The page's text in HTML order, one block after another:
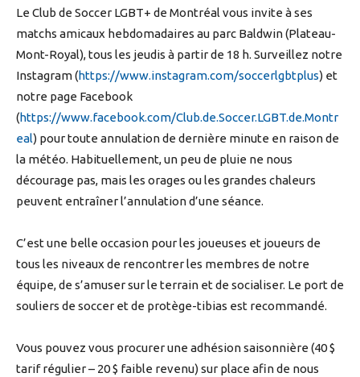
Le Club de Soccer LGBT+ de Montréal vous invite à ses
matchs amicaux hebdomadaires au parc Baldwin (Plateau-
Mont-Royal), tous les jeudis à partir de 18 h. Surveillez notre
Instagram (https://www.instagram.com/soccerlgbtplus) et
notre page Facebook
(https://www.facebook.com/Club.de.Soccer.LGBT.de.Montr
eal) pour toute annulation de dernière minute en raison de
la météo. Habituellement, un peu de pluie ne nous
décourage pas, mais les orages ou les grandes chaleurs
peuvent entraîner l’annulation d’une séance.
C’est une belle occasion pour les joueuses et joueurs de
tous les niveaux de rencontrer les membres de notre
équipe, de s’amuser sur le terrain et de socialiser. Le port de
souliers de soccer et de protège-tibias est recommandé.
Vous pouvez vous procurer une adhésion saisonnière (40 $
tarif régulier – 20 $ faible revenu) sur place afin de nous